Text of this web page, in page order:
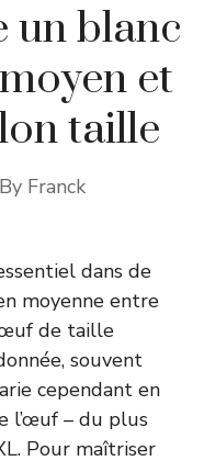
un blanc
et
taille
By Franck
dans de
moyenne entre
de taille
souvent
cependant en
l’œuf – du plus
Pour maîtriser